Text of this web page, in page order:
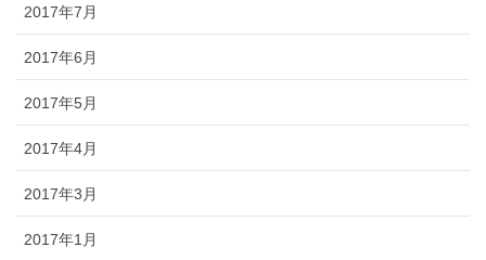
2017年7月
2017年6月
2017年5月
2017年4月
2017年3月
2017年1月